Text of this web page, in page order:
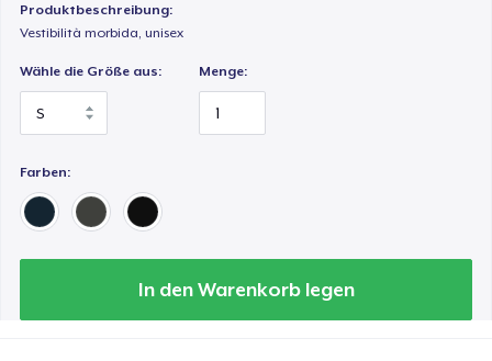
Produktbeschreibung:
Vestibilità morbida, unisex
Wähle die Größe aus: Menge:
Farben:
In den Warenkorb legen